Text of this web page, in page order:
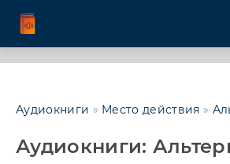
Аудиокниги » Место действия »
Аудиокниги: